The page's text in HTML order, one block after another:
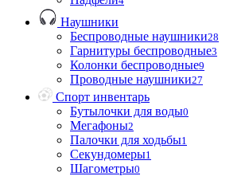
Наушники
Беспроводные наушники28
Гарнитуры беспроводные3
Колонки беспроводные9
Проводные наушники27
Спорт инвентарь
Бутылочки для воды0
Мегафоны2
Палочки для ходьбы1
Секундомеры1
Шагометры0